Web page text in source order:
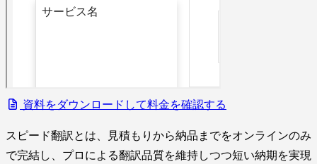
資料をダウンロードして料金を確認する
スピード翻訳とは、見積もりから納品までをオンラインのみ
で完結し、プロによる翻訳品質を維持しつつ短い納期を実現